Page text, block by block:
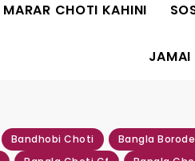
MARAR CHOTI KAHINI
JAMAI
Bandhobi Choti Bangla